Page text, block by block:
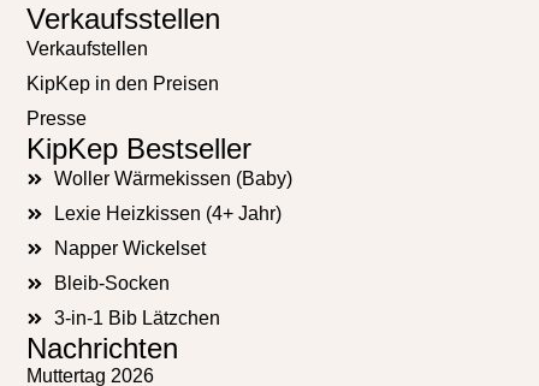
Verkaufsstellen
Verkaufstellen
KipKep in den Preisen
Presse
KipKep Bestseller
Woller Wärmekissen (Baby)
Lexie Heizkissen (4+ Jahr)
Napper Wickelset
Bleib-Socken
3-in-1 Bib Lätzchen
Nachrichten
Muttertag 2026